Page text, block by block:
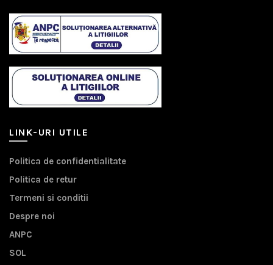
LINK-URI UTILE
Politica de confidentialitate
Politica de retur
Termeni si conditii
Despre noi
ANPC
SOL